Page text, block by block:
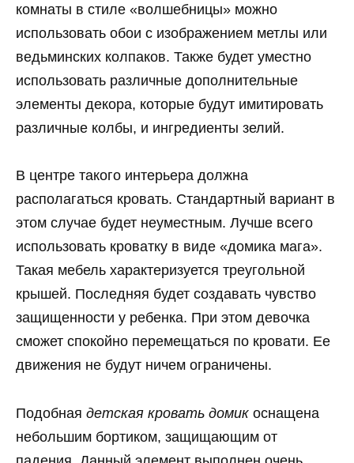
комнаты в стиле «волшебницы» можно
использовать обои с изображением метлы или
ведьминских колпаков. Также будет уместно
использовать различные дополнительные
элементы декора, которые будут имитировать
различные колбы, и ингредиенты зелий.
В центре такого интерьера должна
располагаться кровать. Стандартный вариант в
этом случае будет неуместным. Лучше всего
использовать кроватку в виде «домика мага».
Такая мебель характеризуется треугольной
крышей. Последняя будет создавать чувство
защищенности у ребенка. При этом девочка
сможет спокойно перемещаться по кровати. Ее
движения не будут ничем ограничены.
Подобная детская кровать домик оснащена
небольшим бортиком, защищающим от